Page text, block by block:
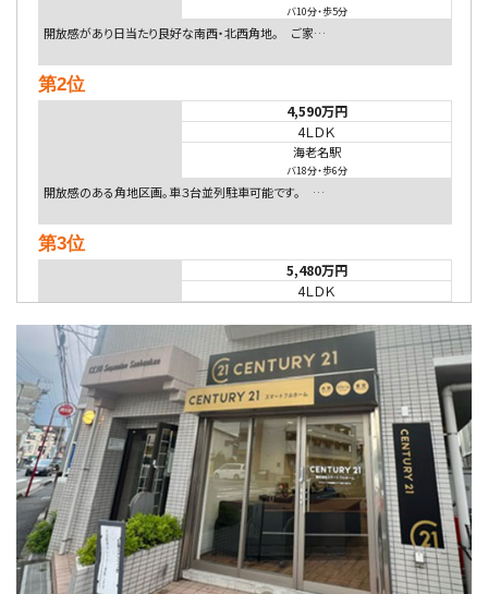
バ10分・歩5分
開放感があり日当たり良好な南西・北西角地。 ご家…
第2位
4,590万円
4ＬＤＫ
海老名駅
バ18分・歩6分
開放感のある角地区画。車３台並列駐車可能です。 …
第3位
5,480万円
4ＬＤＫ
バ9分・歩4分
２０１５年６月築、積水ハウス施工住宅です。 南東…
第4位
4,080万円
4ＬＤＫ
淵野辺駅
歩17分
南側道路に面しており日当たり良好。 キッチンから…
第5位
3,680万円